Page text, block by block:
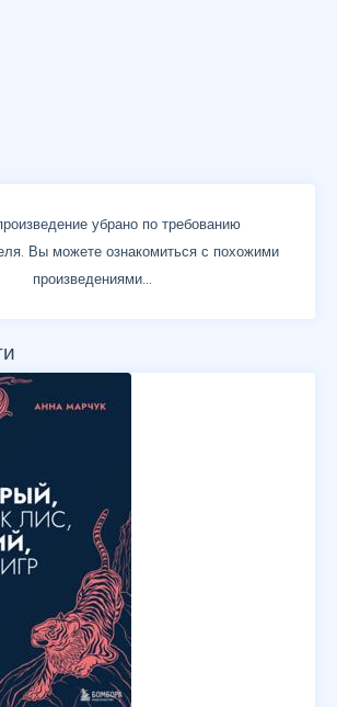
убрано по требованию
Вы можете ознакомиться с похожими
произведениями...